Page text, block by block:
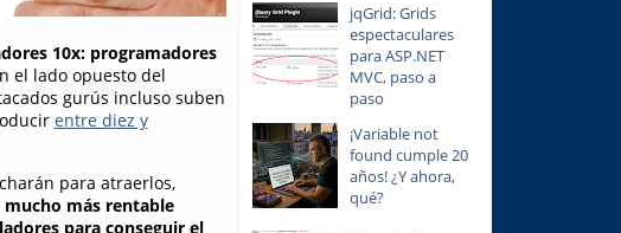
10x: programadores
el lado opuesto del
gurús incluso suben
entre diez y
para atraerlos,
mucho más rentable
para conseguir el
jqGrid: Grids
espectaculares
para ASP.NET
MVC, paso a
paso
¡Variable not
found cumple 20
años! ¿Y ahora,
qué?